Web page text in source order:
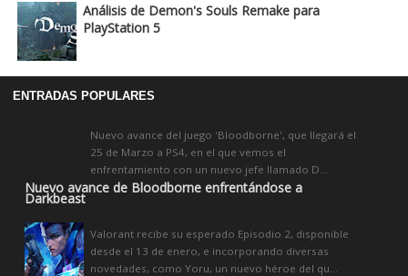
Análisis de Demon's Souls Remake para
PlayStation 5
ENTRADAS POPULARES
Nuevo avance de Bloodborne enfrentándose a
Darkbeast
Nuevo avance del juego 'Bloodborne', que llegará el
25 de Marzo a PS4, en el que vemos el
enfrentamiento con un nuevo jefe llamado D...
Valorant recibe su esperado Episodio 2, disponible
desde el 13 de enero, e incorporando diversas
novedades, como Yoru, un nuevo héroe del qu...